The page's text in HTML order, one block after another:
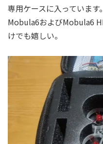
専用ケースに入っていま
Mobula6およびMobula6
けでも嬉しい。